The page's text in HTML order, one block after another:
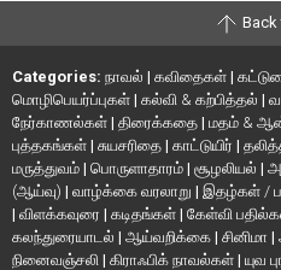
Back
Categories: நாவல் | கவிதைகள் |
மொழிபெயர்ப்புகள் | கல்வி & கற்பித்தல் |
நேர்காணல்கள் | திரைக்கதை | மதம் &
புத்தகங்கள் | சுயசரிதை | காட்டுயிர் |
மருத்துவம் | பொருளாதாரம் | சூழலியல் |
(ஆய்வு) | வாழ்க்கை வரலாறு | இதழ்கள் /
| விளக்கவுரை | கடிதங்கள் | கேள்வி
கலந்துரையாடல் | ஆய்வறிக்கை | சினிமா |
நினைவஞ்சலி | கிராஃபிக் நாவல்கள் | யுவ